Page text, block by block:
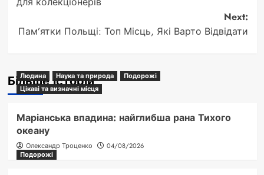
Next:
Пам’ятки Польщі: Топ Місць, Які Варто Відвідати
Більше історій
Людина Наука та природа
Подорожі
Цікаві та визначні місця
Маріанська впадина: найглибша рана Тихого
океану
Олександр Троценко
04/08/2026
Подорожі